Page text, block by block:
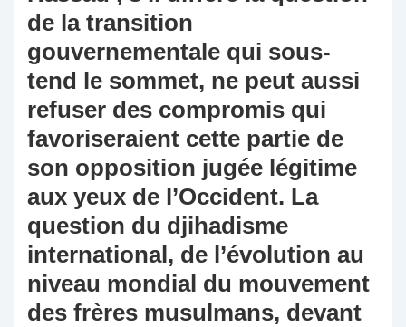
de la transition
gouvernementale qui sous-
tend le sommet, ne peut aussi
refuser des compromis qui
favoriseraient cette partie de
son opposition jugée légitime
aux yeux de l’Occident. La
question du djihadisme
international, de l’évolution au
niveau mondial du mouvement
des frères musulmans, devant